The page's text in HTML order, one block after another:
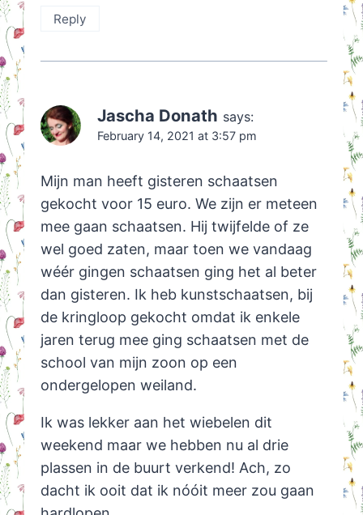
Reply
Jascha Donath says:
February 14, 2021 at 3:57 pm
Mijn man heeft gisteren schaatsen
gekocht voor 15 euro. We zijn er meteen
mee gaan schaatsen. Hij twijfelde of ze
wel goed zaten, maar toen we vandaag
wéér gingen schaatsen ging het al beter
dan gisteren. Ik heb kunstschaatsen, bij
de kringloop gekocht omdat ik enkele
jaren terug mee ging schaatsen met de
school van mijn zoon op een
ondergelopen weiland.
Ik was lekker aan het wiebelen dit
weekend maar we hebben nu al drie
plassen in de buurt verkend! Ach, zo
dacht ik ooit dat ik nóóit meer zou gaan